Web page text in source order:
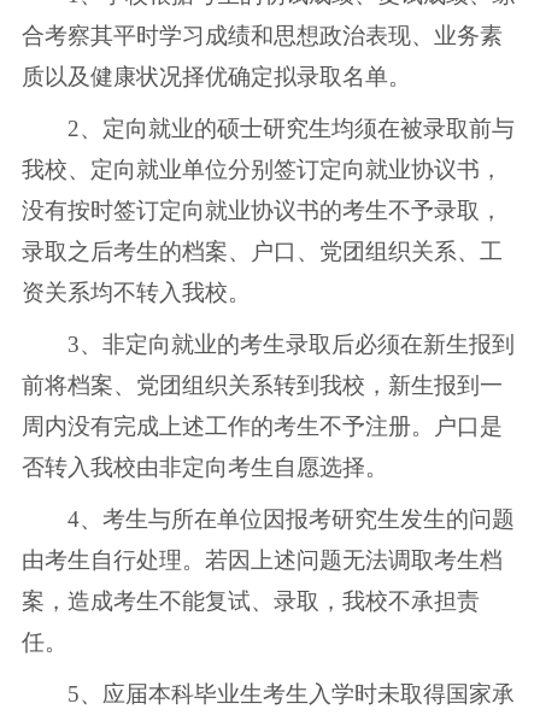
合考察其平时学习成绩和思想政治表现、业务素
质以及健康状况择优确定拟录取名单。
2、定向就业的硕士研究生均须在被录取前与
我校、定向就业单位分别签订定向就业协议书，
没有按时签订定向就业协议书的考生不予录取，
录取之后考生的档案、户口、党团组织关系、工
资关系均不转入我校。
3、非定向就业的考生录取后必须在新生报到
前将档案、党团组织关系转到我校，新生报到一
周内没有完成上述工作的考生不予注册。户口是
否转入我校由非定向考生自愿选择。
4、考生与所在单位因报考研究生发生的问题
由考生自行处理。若因上述问题无法调取考生档
案，造成考生不能复试、录取，我校不承担责
任。
5、应届本科毕业生考生入学时未取得国家承